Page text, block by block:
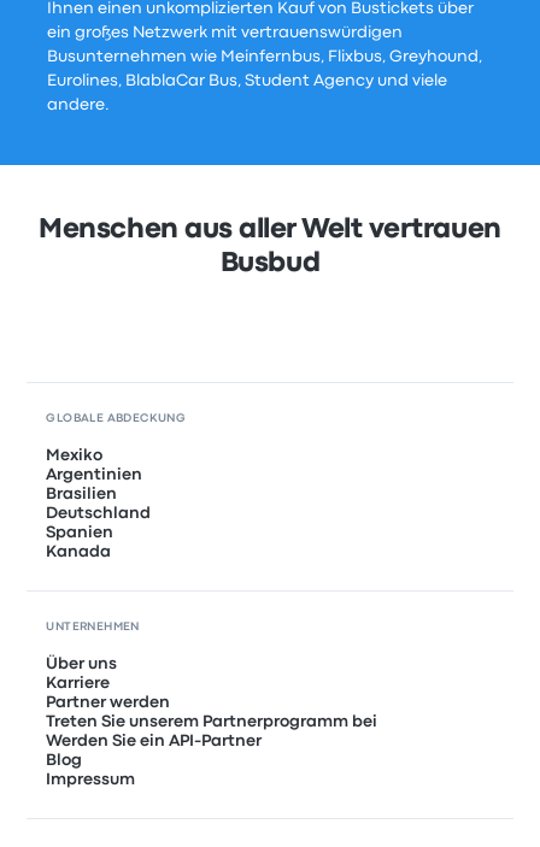
Ihnen einen unkomplizierten Kauf von Bustickets über
ein großes Netzwerk mit vertrauenswürdigen
Busunternehmen wie Meinfernbus, Flixbus, Greyhound,
Eurolines, BlablaCar Bus, Student Agency und viele
andere.
Menschen aus aller Welt vertrauen
Busbud
GLOBALE ABDECKUNG
Mexiko
Argentinien
Brasilien
Deutschland
Spanien
Kanada
UNTERNEHMEN
Über uns
Karriere
Partner werden
Treten Sie unserem Partnerprogramm bei
Werden Sie ein API-Partner
Blog
Impressum